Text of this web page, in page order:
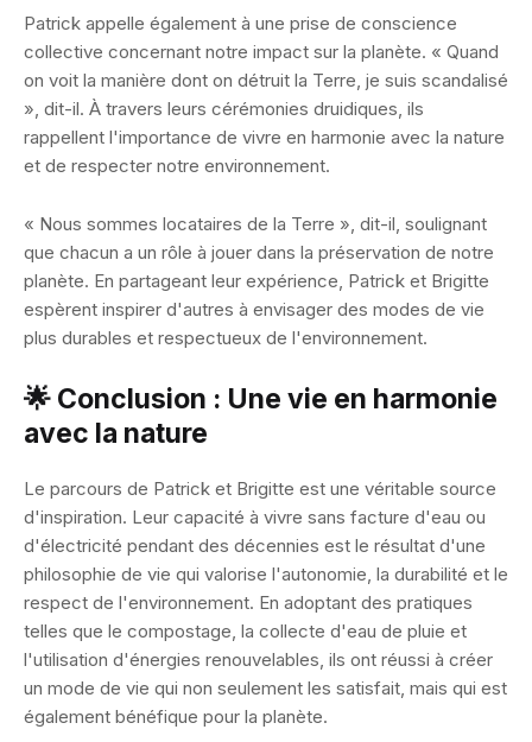
Patrick appelle également à une prise de conscience
collective concernant notre impact sur la planète. « Quand
on voit la manière dont on détruit la Terre, je suis scandalisé
», dit-il. À travers leurs cérémonies druidiques, ils
rappellent l'importance de vivre en harmonie avec la nature
et de respecter notre environnement.
« Nous sommes locataires de la Terre », dit-il, soulignant
que chacun a un rôle à jouer dans la préservation de notre
planète. En partageant leur expérience, Patrick et Brigitte
espèrent inspirer d'autres à envisager des modes de vie
plus durables et respectueux de l'environnement.
🌟 Conclusion : Une vie en harmonie
avec la nature
Le parcours de Patrick et Brigitte est une véritable source
d'inspiration. Leur capacité à vivre sans facture d'eau ou
d'électricité pendant des décennies est le résultat d'une
philosophie de vie qui valorise l'autonomie, la durabilité et le
respect de l'environnement. En adoptant des pratiques
telles que le compostage, la collecte d'eau de pluie et
l'utilisation d'énergies renouvelables, ils ont réussi à créer
un mode de vie qui non seulement les satisfait, mais qui est
également bénéfique pour la planète.